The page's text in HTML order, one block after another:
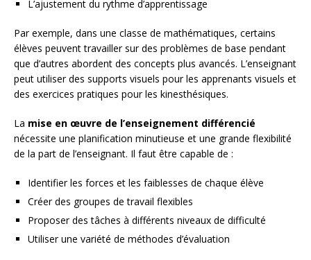
L’ajustement du rythme d’apprentissage
Par exemple, dans une classe de mathématiques, certains
élèves peuvent travailler sur des problèmes de base pendant
que d’autres abordent des concepts plus avancés. L’enseignant
peut utiliser des supports visuels pour les apprenants visuels et
des exercices pratiques pour les kinesthésiques.
La mise en œuvre de l’enseignement différencié
nécessite une planification minutieuse et une grande flexibilité
de la part de l’enseignant. Il faut être capable de :
Identifier les forces et les faiblesses de chaque élève
Créer des groupes de travail flexibles
Proposer des tâches à différents niveaux de difficulté
Utiliser une variété de méthodes d’évaluation